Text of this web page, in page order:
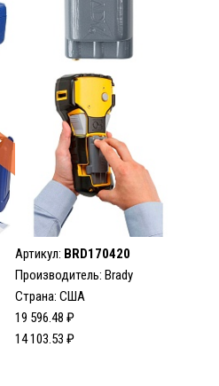
Артикул: BRD170420
Производитель: Brady
Страна: США
19 596.48 ₽
14 103.53 ₽